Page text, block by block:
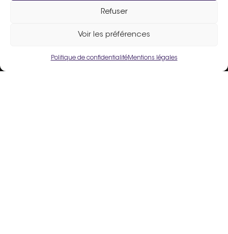
Refuser
Voir les préférences
Politique de confidentialitéMentions légales
Un site fièrement propulsé parFlers Agglo.